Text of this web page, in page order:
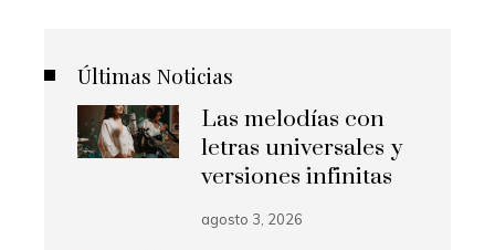
Últimas Noticias
Las melodías con
letras universales y
versiones infinitas
agosto 3, 2026